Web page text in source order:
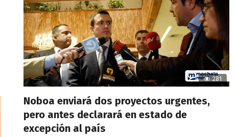
281
Noboa enviará dos proyectos urgentes,
pero antes declarará en estado de
excepción al país